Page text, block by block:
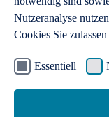
Nutzeranalyse
Cookies Sie
Essentiell
.de-Domains
Mit einer .de-Domain